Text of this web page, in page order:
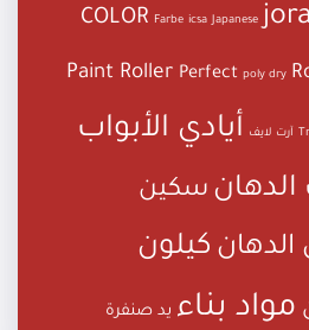
COLOR Farbe icsa Japanese
Paint Roller Perfect poly dry
آرت لايف أيادي الأبواب
الدهان سكين
كيلون
مواد بناء يد صنفرة